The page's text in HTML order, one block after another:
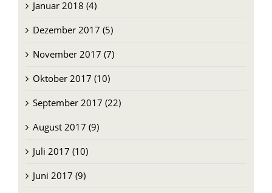
Dezember 2017 (5)
November 2017 (7)
Oktober 2017 (10)
September 2017 (22)
August 2017 (9)
Juli 2017 (10)
Juni 2017 (9)